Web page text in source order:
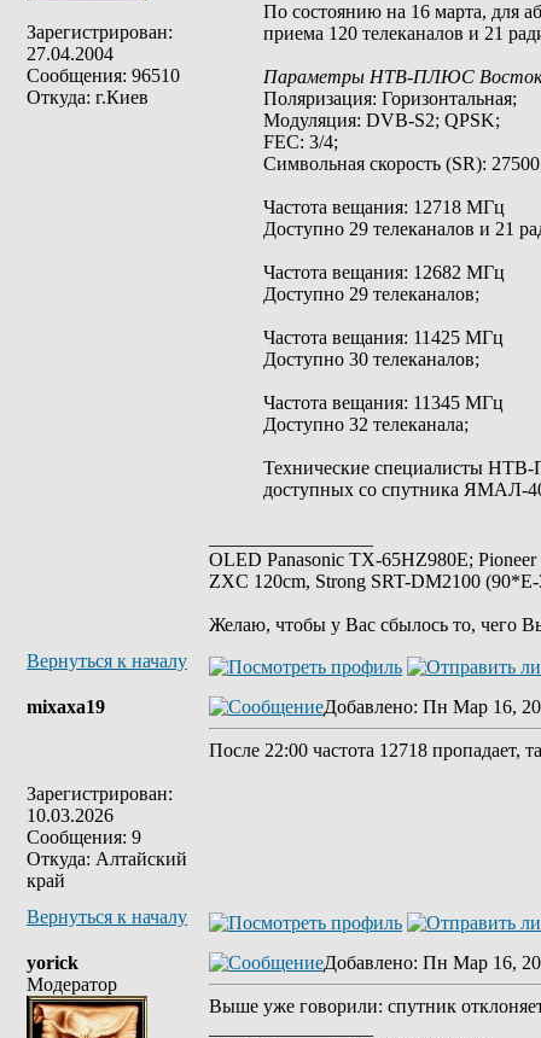
Зарегистрирован:
27.04.2004
Сообщения: 96510
Откуда: г.Киев
По состоянию на 16 марта,
приема 120 телеканалов и 21
Параметры НТВ-ПЛЮС Восток
Поляризация: Горизонтальная;
Модуляция: DVB-S2; QPSK;
FEC: 3/4;
Символьная скорость (SR):
Частота вещания: 12718 МГц
Доступно 29 телеканалов и 21
Частота вещания: 12682 МГц
Доступно 29 телеканалов;
Частота вещания: 11425 МГц
Доступно 30 телеканалов;
Частота вещания: 11345 МГц
Доступно 32 телеканала;
Технические специалисты
доступных со спутника ЯМАЛ-
OLED Panasonic TX-65HZ980E;
ZXC 120cm, Strong SRT-DM2100
Желаю, чтобы у Вас сбылось то, чего
Вернуться к началу
mixaxa19
Зарегистрирован:
10.03.2026
Сообщения: 9
Откуда: Алтайский
край
Добавлено: Пн Мар 16,
После 22:00 частота 12718 пропадает,
Вернуться к началу
yorick
Модератор
Добавлено: Пн Мар 16,
Выше уже говорили: спутник